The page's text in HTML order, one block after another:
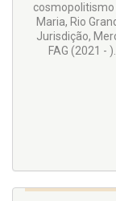
cosmopolitismo
Maria, Rio
Jurisdição,
FAG (2021 -